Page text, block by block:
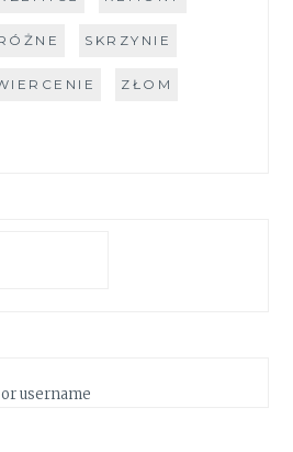
SKRZYNIE
ZŁOM
username